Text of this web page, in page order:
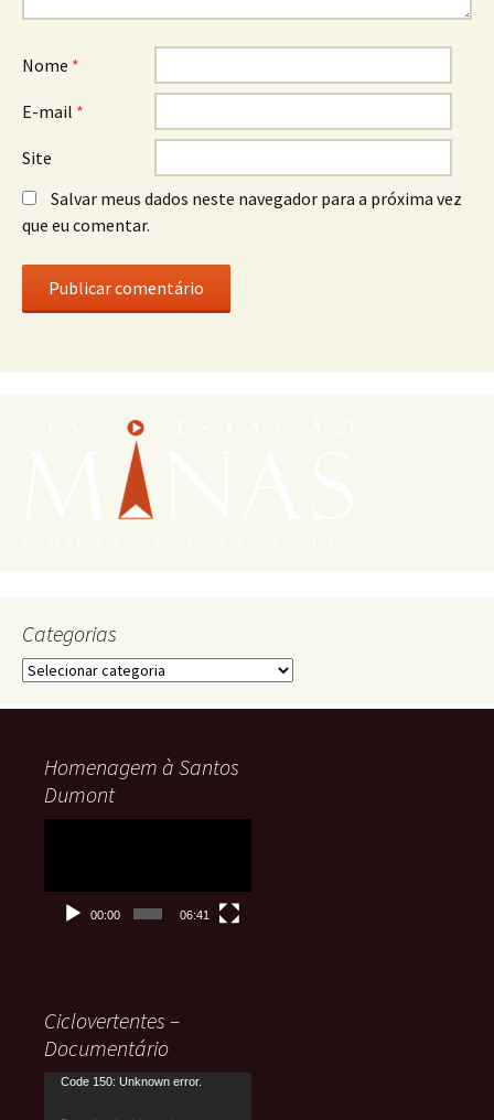
Nome *
E-mail *
Site
Salvar meus dados neste navegador para a próxima vez
que eu comentar.
Categorias
Categorias
Homenagem à Santos
Dumont
00:00 06:41
Ciclovertentes –
Documentário
Tocador
Code 150: Unknown error.